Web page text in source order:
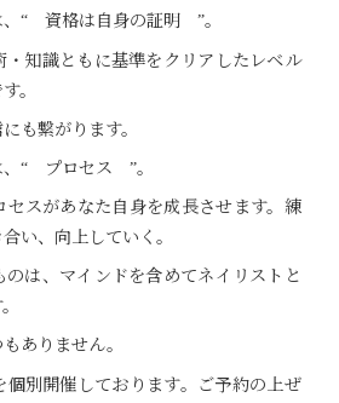
、“ 資格は自身の証明 ”。
・知識ともに基準をクリアしたレベル
。
も繋がります。
、“ プロセス ”。
セスがあなた自身を成長させます。練
い、向上していく。
のは、マインドを含めてネイリストと
ありません。
個別開催しております。ご予約の上ぜ